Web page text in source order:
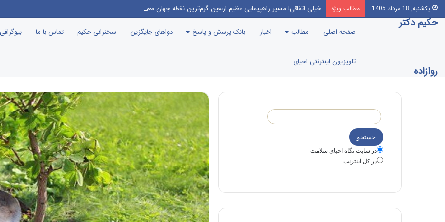
یکشنبه, 18 مرداد 1405 مطالب ویژه خیلی اتفاقی! مسیر راهپیمایی عظیم اربعین گرم‌ترین نقطه جهان معرفی می‌شود!
حکیم دکتر
روازاده
صفحه اصلی مطالب اخبار بانک پرسش و پاسخ دواهای جایگزین سخنرانی حکیم تماس با ما
تلویزیون اینترنتی احیای
در سايت نگاه احياي سلامت
در كل اينترنت